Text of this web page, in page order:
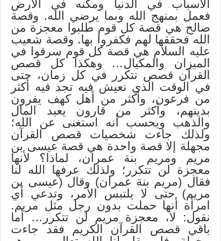
الأسباب في الدنيا ومكَّنه في الأرض
فعمل بمنهج الله وبما يرضي الله. وقصة
صالح هي قصة كل قوم طلبوا معجزة من
الله فحققها لهم فكفروا بها. وقصة شعيب
عليه السلام هي قصة كل قوم سرقوا في
الميزان والمكيال… وهكذا كل قصص
القرآن قصص تتكرر في كل زمان، حتى
في الوقت الذي نعيش فيه تجد فيه أكثر
من فرعون، وأكثر من أهل كهف يفرون
بدينهم، وأكثر من قارون يعبد المال
والذهب ويحسب أنه استغنى عن الله؛
ولذلك جاءت شخصيات قصص القرآن
مجهلة إلا قصة واحدة هي قصة عيسى بن
مريم ومريم بنة عمران، لماذا؟ لأنها
معجزة لن تتكرر؛ ولذلك عرفها الله لنا
فقال (مريم بنة عمران) وقال (عيسى بن
مريم) حتى لا يلتبس الأمر، وتدعي أي
امرأة أنها حملت بدون رجل مثل مريم.
نقول: لا، معجزة مريم لن تتكرر… أما
باقي قصص القرآن الكريم فقد جاءت